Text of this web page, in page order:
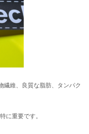
繊維、良質な脂肪、タンパク
に重要です。